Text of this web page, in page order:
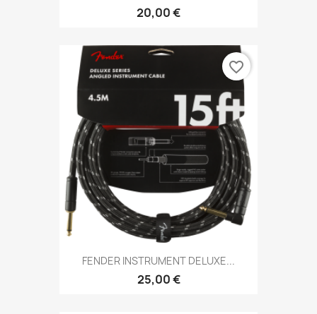
20,00 €
FENDER INSTRUMENT DELUXE...
25,00 €
favorite_border